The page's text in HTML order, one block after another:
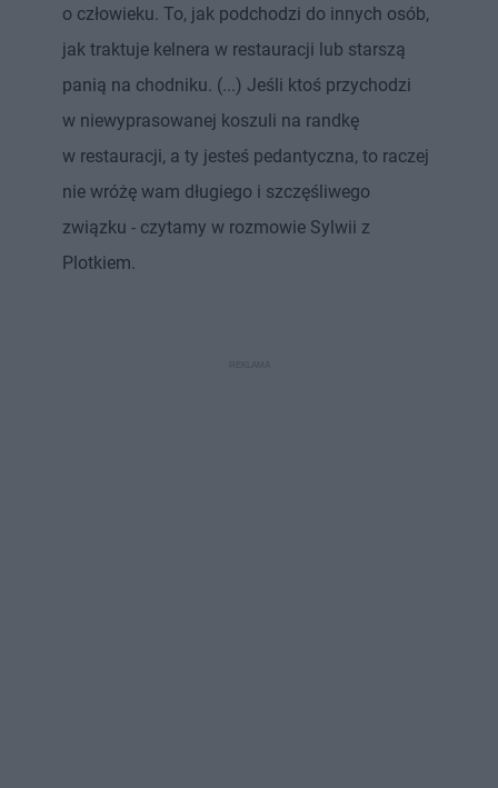
o człowieku. To, jak podchodzi do innych osób,
jak traktuje kelnera w restauracji lub starszą
panią na chodniku. (...) Jeśli ktoś przychodzi
w niewyprasowanej koszuli na randkę
w restauracji, a ty jesteś pedantyczna, to raczej
nie wróżę wam długiego i szczęśliwego
związku - czytamy w rozmowie Sylwii z
Plotkiem.